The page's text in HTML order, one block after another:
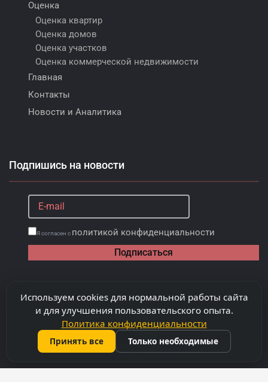
Используем cookies для нормальной работы сайта
и для улучшения пользовательского опыта.
Политика конфиденциальности
Принять все Только необходимые
Оценка
Оценка квартир
Оценка домов
Оценка участков
Оценка коммерческой недвижимости
Главная
Контакты
Новости и Аналитика
Подпишись на новости
Я согласен с политикой конфиденциальности
Подписаться
Copyright "Capitalimobil" SRL